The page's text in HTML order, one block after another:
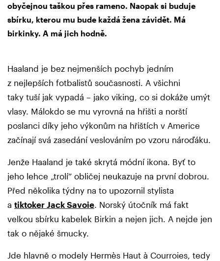
obyčejnou taškou přes rameno. Naopak si buduje
sbírku, kterou mu bude každá žena závidět. Má
birkinky. A má jich hodně.
Haaland je bez nejmenších pochyb jedním
z nejlepších fotbalistů současnosti. A všichni
taky tuší jak vypadá – jako viking, co si dokáže umýt
vlasy. Málokdo se mu vyrovná na hřišti a norští
poslanci díky jeho výkonům na hřištích v Americe
začínají svá zasedání veslováním po vzoru nároďáku.
Jenže Haaland je také skrytá módní ikona. Byť to
jeho lehce „trolí“ obličej neukazuje na první dobrou.
Před několika týdny na to upozornil stylista
a tiktoker Jack Savoie. Norský útočník má fakt
velkou sbírku kabelek Birkin a nejen jich. A nejde jen
tak o nějaké šmucky.
Jde hlavně o modely Hermès Haut à Courroies, tedy